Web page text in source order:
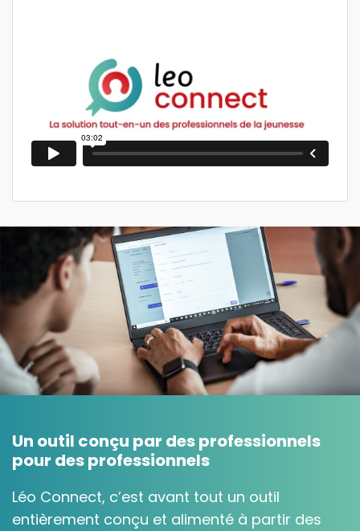
Un outil conçu par des professionnels
pour des professionnels
Léo Connect, c’est avant tout un outil
entièrement conçu et alimenté à partir des